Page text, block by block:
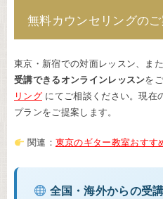
無料カウンセリングの
東京・新宿での対面レッスン、ま
受講できるオンラインレッスンを
リングにてご相談ください。現在
プランをご提案します。
関連： 東京のギター教室おすす
全国・海外からの受